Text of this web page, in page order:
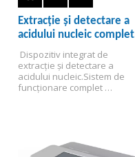
Extracție și detectare a
acidului nucleic complet
Dispozitiv integrat de
extracție și detectare a
acidului nucleic.Sistem de
funcționare complet